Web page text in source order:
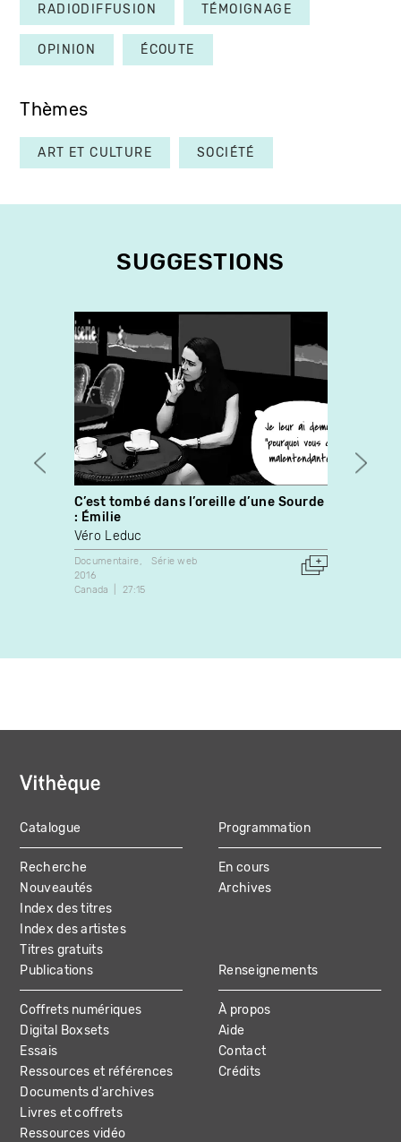
RADIODIFFUSION TÉMOIGNAGE
OPINION ÉCOUTE
Thèmes
ART ET CULTURE SOCIÉTÉ
SUGGESTIONS
C’est tombé dans l’oreille d’une Sourde
: Émilie
Véro Leduc
Documentaire
Série web
2016
Canada
27:15
MAIN
NAVIGATION
Catalogue
Recherche
Nouveautés
Index des titres
Index des artistes
Titres gratuits
Programmation
En cours
Archives
Publications
Coffrets numériques
Digital Boxsets
Essais
Ressources et références
Documents d'archives
Livres et coffrets
Ressources vidéo
Renseignements
À propos
Aide
Contact
Crédits